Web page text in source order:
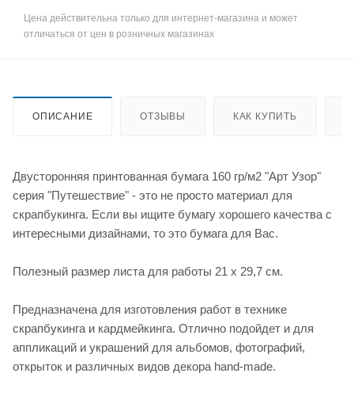
Цена действительна только для интернет-магазина и может
отличаться от цен в розничных магазинах
ОПИСАНИЕ ОТЗЫВЫ КАК КУПИТЬ
Двусторонняя принтованная бумага 160 гр/м2 "Арт Узор"
серия "Путешествие" - это не просто материал для
скрапбукинга. Если вы ищите бумагу хорошего качества с
интересными дизайнами, то это бумага для Вас.
Полезный размер листа для работы 21 х 29,7 см.
Предназначена для изготовления работ в технике
скрапбукинга и кардмейкинга. Отлично подойдет и для
аппликаций и украшений для альбомов, фотографий,
открыток и различных видов декора hand-made.